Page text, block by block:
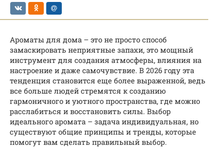
Ароматы для дома – это не просто способ
замаскировать неприятные запахи, это мощный
инструмент для создания атмосферы, влияния на
настроение и даже самочувствие. В 2026 году эта
тенденция становится еще более выраженной, ведь
все больше людей стремятся к созданию
гармоничного и уютного пространства, где можно
расслабиться и восстановить силы. Выбор
идеального аромата – задача индивидуальная, но
существуют общие принципы и тренды, которые
помогут вам сделать правильный выбор.